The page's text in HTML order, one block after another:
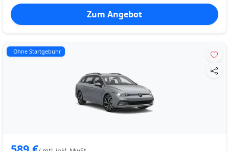
Zum Angebot
Ohne Startgebühr